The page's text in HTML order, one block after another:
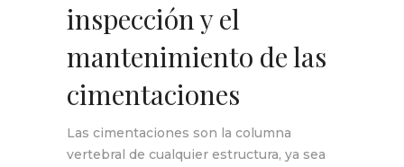
inspección y el
mantenimiento de las
cimentaciones
Las cimentaciones son la columna
vertebral de cualquier estructura, ya sea